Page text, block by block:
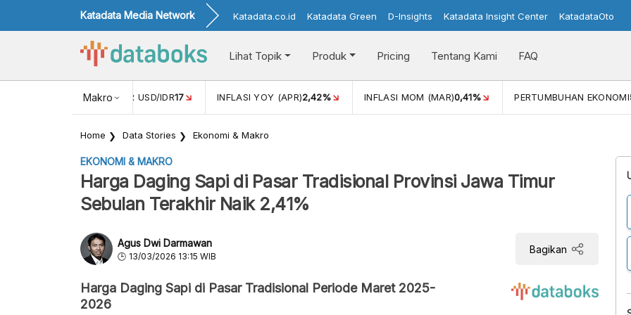
Katadata Media Network Katadata.co.id Katadata Green D-Insights Katadata Insight Center KatadataOto
Lihat Topik Produk Pricing Tentang Kami FAQ
Makro
NILAI TUKAR USD/IDR17 INFLASI YOY (APR)2,42% INFLASI MOM (MAR)0,41% PERTUMBUHAN EKONOMI
Home Data Stories Ekonomi & Makro
EKONOMI & MAKRO
Harga Daging Sapi di Pasar Tradisional Provinsi Jawa Timur
Sebulan Terakhir Naik 2,41%
Agus Dwi Darmawan
13/03/2026 13:15 WIB
Bagikan
Harga Daging Sapi di Pasar Tradisional Periode Maret 2025-
2026